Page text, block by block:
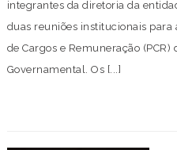
integrantes da diretoria da
duas reuniões institucionais para
de Cargos e Remuneração (PCR)
Governamental. Os [...]